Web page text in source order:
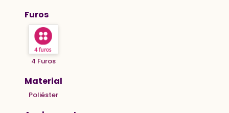
Furos
4 Furos
Material
Poliéster